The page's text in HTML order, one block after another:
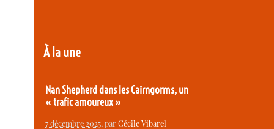
À la une
Nan Shepherd dans les Cairngorms, un
« trafic amoureux »
7 décembre 2025, parCécile Vibarel